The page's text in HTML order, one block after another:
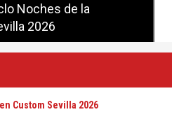
Noches de la
2026
Candlelight en
Custom Sevilla 2026